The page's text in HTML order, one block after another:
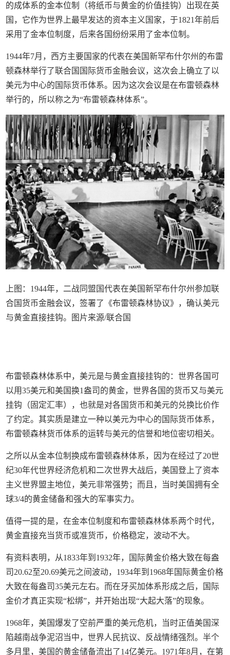
的成体系的金本位制（将纸币与黄金的价值挂钩）出现在英
国，它作为世界上最早发达的资本主义国家，于1821年前后
采用了金本位制度，后来各国纷纷采用了金本位制。
1944年7月，西方主要国家的代表在美国新罕布什尔州的布雷
顿森林举行了联合国国际货币金融会议，这次会上确立了以
美元为中心的国际货币体系。因为这次会议是在布雷顿森林
举行的，所以称之为“布雷顿森林体系”。
上图：1944年，二战同盟国代表在美国新罕布什尔州参加联
合国货币金融会议，签署了《布雷顿森林协议》，确认美元
与黄金直接挂钩。图片来源/联合国
布雷顿森林体系中，美元是与黄金直接挂钩的：世界各国可
以用35美元和美国换1盎司的黄金，世界各国的货币又与美元
挂钩（固定汇率），也就是对各国货币和美元的兑换比价作
了约定。其实质是建立一种以美元为中心的国际货币体系，
布雷顿森林货币体系的运转与美元的信誉和地位密切相关。
之所以从金本位制换成布雷顿森林体系，因为在经过了20世
纪30年代世界经济危机和二次世界大战后，美国登上了资本
主义世界盟主地位，美元非常强势；而且，当时美国拥有全
球3/4的黄金储备和强大的军事实力。
值得一提的是，在金本位制度和布雷顿森林体系两个时代，
黄金直接充当货币或准货币，价格稳定，波动不大。
有资料表明，从1833年到1932年，国际黄金价格大致在每盎
司20.62至20.69美元之间波动，1934年到1968年国际黄金价格
大致在每盎司35美元左右。而在牙买加体系形成之后，国际
金价才真正实现“松绑”，并开始出现“大起大落”的现象。
1968年，美国爆发了空前严重的美元危机，当时正值美国深
陷越南战争泥沼当中，世界人民抗议、反战情绪强烈。半个
多月里，美国的黄金储备流出了14亿美元。1971年8月，在第